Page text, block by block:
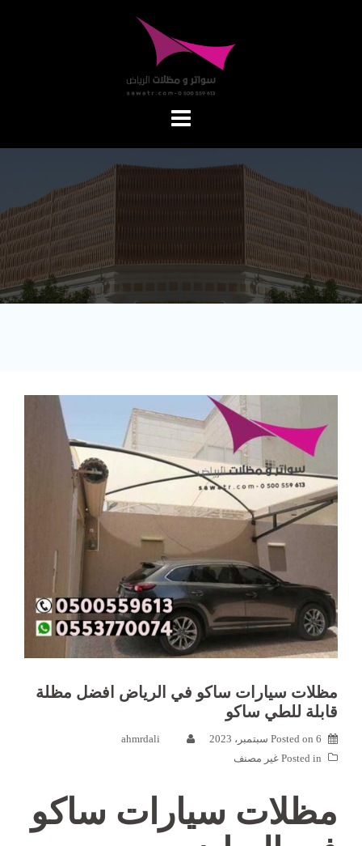
مظلات سيارات ساكو في الرياض افضل مظلة
قابلة للطي ساكو
Posted on 6 سبتمبر، 2023
ahmrdali
Posted in غير مصنف
مظلات سيارات ساكو